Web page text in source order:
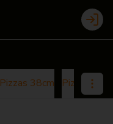
Login
Pizzas 38cm Pizza 25cm